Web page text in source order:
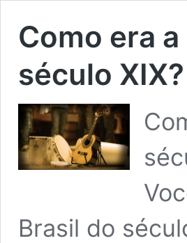
Como era
século XIX?
Brasil do